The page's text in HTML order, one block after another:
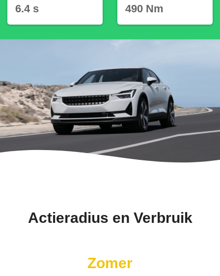
6.4 s 490 Nm
Actieradius en Verbruik
Zomer